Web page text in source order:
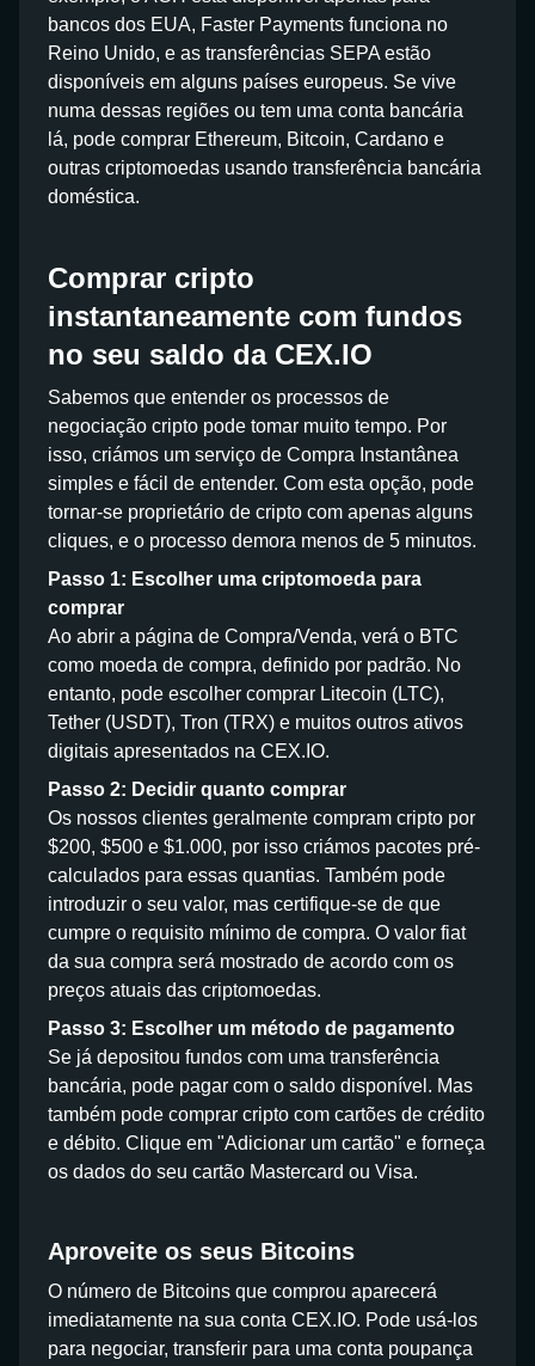
bancos dos EUA, Faster Payments funciona no
Reino Unido, e as transferências SEPA estão
disponíveis em alguns países europeus. Se vive
numa dessas regiões ou tem uma conta bancária
lá, pode comprar Ethereum, Bitcoin, Cardano e
outras criptomoedas usando transferência bancária
doméstica.
Comprar cripto
instantaneamente com fundos
no seu saldo da CEX.IO
Sabemos que entender os processos de
negociação cripto pode tomar muito tempo. Por
isso, criámos um serviço de Compra Instantânea
simples e fácil de entender. Com esta opção, pode
tornar-se proprietário de cripto com apenas alguns
cliques, e o processo demora menos de 5 minutos.
Passo 1: Escolher uma criptomoeda para
comprar
Ao abrir a página de Compra/Venda, verá o BTC
como moeda de compra, definido por padrão. No
entanto, pode escolher comprar Litecoin (LTC),
Tether (USDT), Tron (TRX) e muitos outros ativos
digitais apresentados na CEX.IO.
Passo 2: Decidir quanto comprar
Os nossos clientes geralmente compram cripto por
$200, $500 e $1.000, por isso criámos pacotes pré-
calculados para essas quantias. Também pode
introduzir o seu valor, mas certifique-se de que
cumpre o requisito mínimo de compra. O valor fiat
da sua compra será mostrado de acordo com os
preços atuais das criptomoedas.
Passo 3: Escolher um método de pagamento
Se já depositou fundos com uma transferência
bancária, pode pagar com o saldo disponível. Mas
também pode comprar cripto com cartões de crédito
e débito. Clique em "Adicionar um cartão" e forneça
os dados do seu cartão Mastercard ou Visa.
Aproveite os seus Bitcoins
O número de Bitcoins que comprou aparecerá
imediatamente na sua conta CEX.IO. Pode usá-los
para negociar, transferir para uma conta poupança